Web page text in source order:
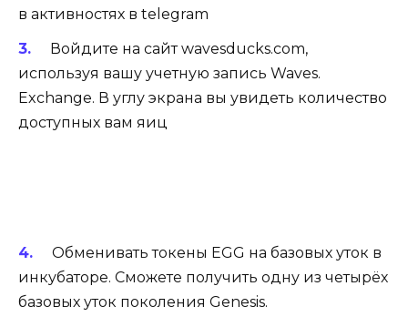
в активностях в telegram
Войдите на сайтwavesducks.com,
используя вашу учетную запись Waves.
Exchange. В углу экрана вы увидеть количество
доступных вам яиц
Обменивать токены EGG на базовых уток в
инкубаторе. Сможете получить одну из четырёх
базовых уток поколения Genesis.